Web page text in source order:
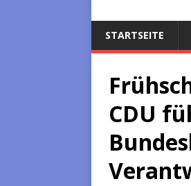
STARTSEITE
CDU